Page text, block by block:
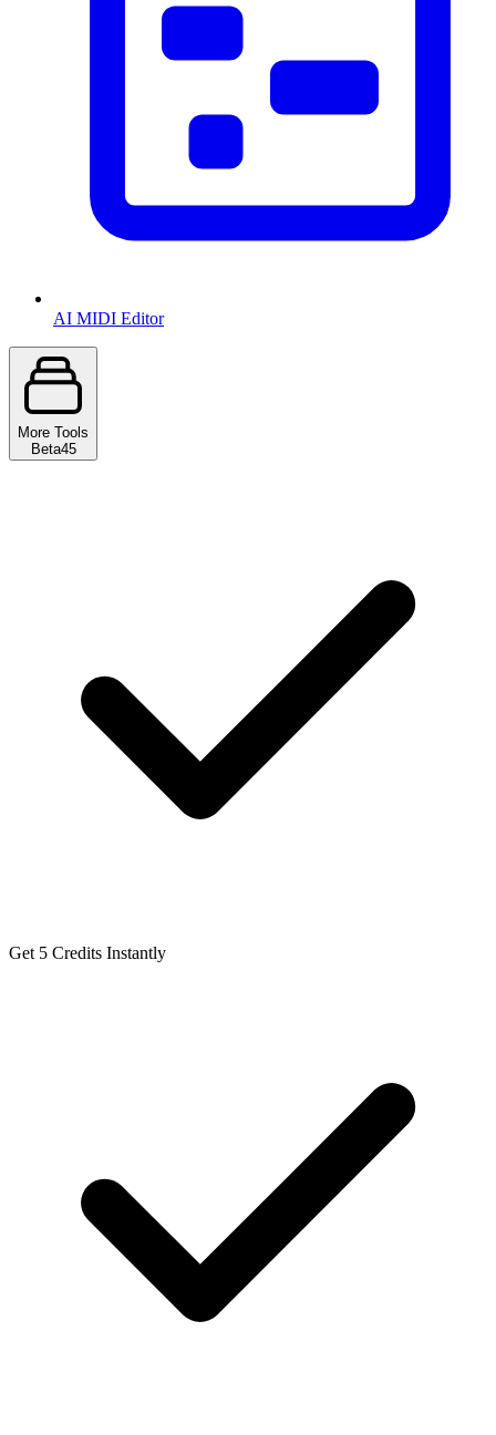
AI MIDI Editor
More Tools
Beta45
Get 5 Credits Instantly